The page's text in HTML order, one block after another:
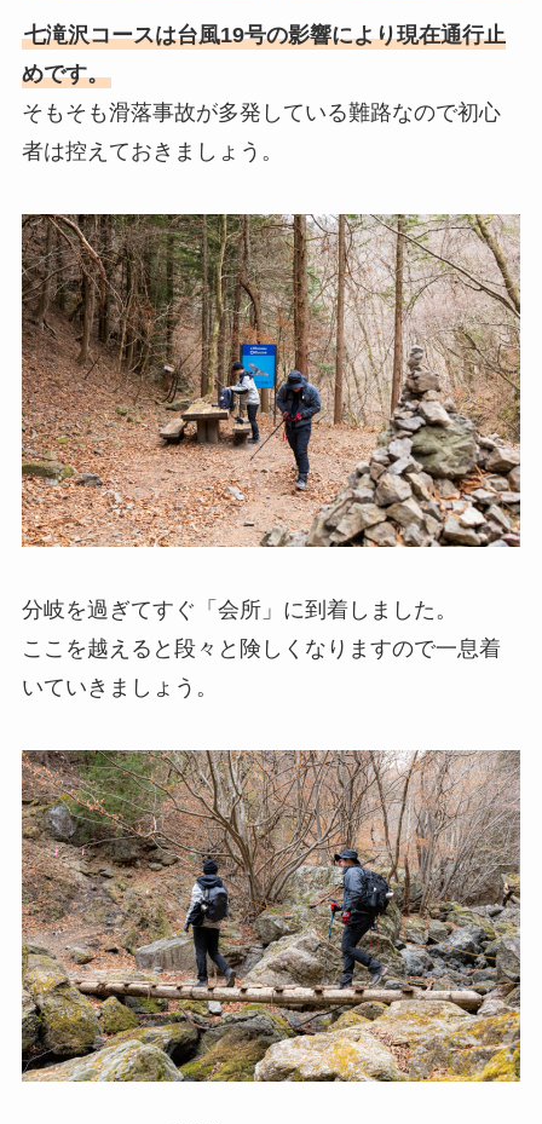
七滝沢コースは台風19号の影響により現在通行止
めです。
そもそも滑落事故が多発している難路なので初心
者は控えておきましょう。
分岐を過ぎてすぐ「会所」に到着しました。
ここを越えると段々と険しくなりますので一息着
いていきましょう。